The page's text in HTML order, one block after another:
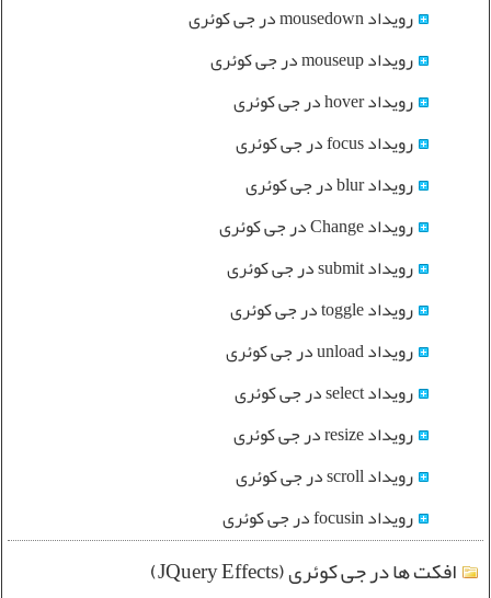
رویداد mousedown در جی کوئری
رویداد mouseup در جی کوئری
رویداد hover در جی کوئری
رویداد focus در جی کوئری
رویداد blur در جی کوئری
رویداد Change در جی کوئری
رویداد submit در جی کوئری
رویداد toggle در جی کوئری
رویداد unload در جی کوئری
رویداد select در جی کوئری
رویداد resize در جی کوئری
رویداد scroll در جی کوئری
رویداد focusin در جی کوئری
افکت ها در جی کوئری (JQuery Effects)